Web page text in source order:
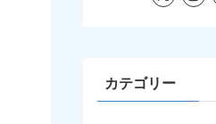
カテゴリー